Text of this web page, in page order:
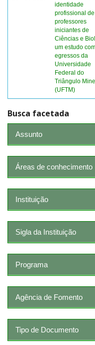
identidade
profissional de
professores
iniciantes de
Ciências e
um estudo
egressos da
Universidade
Federal do
Triângulo
(UFTM)
Busca facetada
Assunto
Áreas de conhecimento
Instituição
Sigla da Instituição
Programa
Agência de Fomento
Tipo de Documento